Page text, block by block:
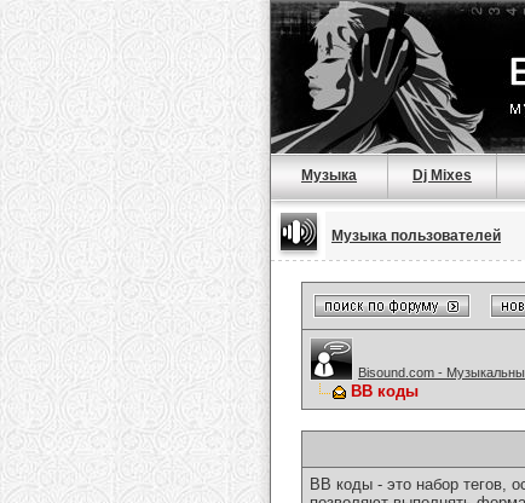
Музыка Dj Mixes
Музыка пользователей
Bisound.com -
BB коды
BB коды - это набор тегов,